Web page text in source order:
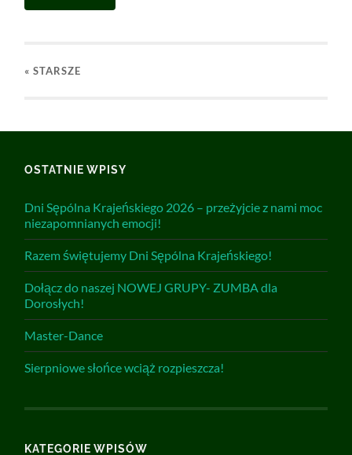
« STARSZE
OSTATNIE WPISY
Dni Sępólna Krajeńskiego 2026 – przeżyjcie z nami moc
niezapomnianych emocji!
Razem świętujemy Dni Sępólna Krajeńskiego!
Dołącz do naszej NOWEJ GRUPY- ZUMBA dla
Dorosłych!
Master-Dance
Sierpniowe słońce wciąż rozpieszcza!
KATEGORIE WPISÓW